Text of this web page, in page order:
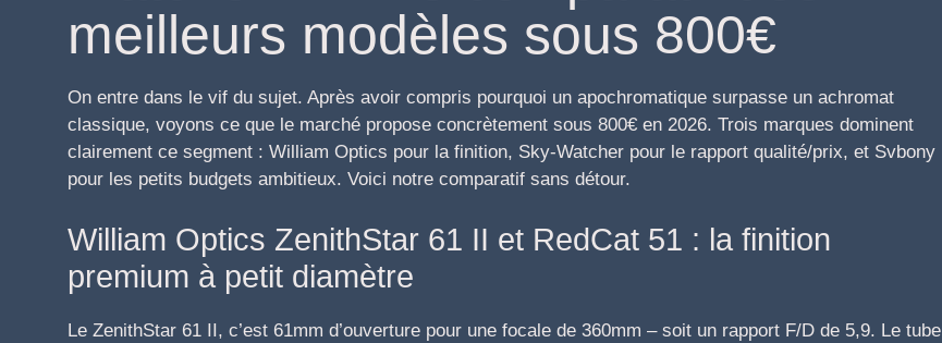
meilleurs modèles sous 800€
On entre dans le vif du sujet. Après avoir compris pourquoi un apochromatique surpasse un achromat
classique, voyons ce que le marché propose concrètement sous 800€ en 2026. Trois marques dominent
clairement ce segment : William Optics pour la finition, Sky-Watcher pour le rapport qualité/prix, et Svbony
pour les petits budgets ambitieux. Voici notre comparatif sans détour.
William Optics ZenithStar 61 II et RedCat 51 : la finition
premium à petit diamètre
Le ZenithStar 61 II, c’est 61mm d’ouverture pour une focale de 360mm – soit un rapport F/D de 5,9. Le tube